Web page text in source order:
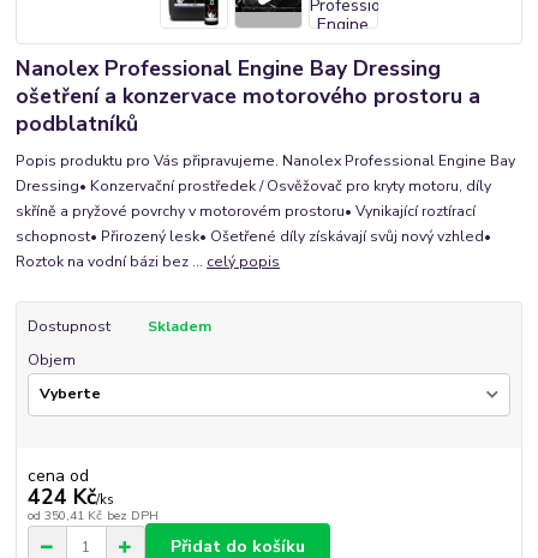
Nanolex Professional Engine Bay Dressing
ošetření a konzervace motorového prostoru a
podblatníků
Popis produktu pro Vás připravujeme. Nanolex Professional Engine Bay
Dressing• Konzervační prostředek / Osvěžovač pro kryty motoru, díly
skříně a pryžové povrchy v motorovém prostoru• Vynikající roztírací
schopnost• Přirozený lesk• Ošetřené díly získávají svůj nový vzhled•
Roztok na vodní bázi bez ... celý popis
Dostupnost
Skladem
Objem
cena od
424 Kč/ks
od 350,41 Kč bez DPH
Přidat do košíku